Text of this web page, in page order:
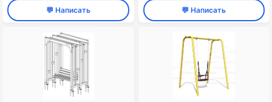
💬 Написать 💬 Написать